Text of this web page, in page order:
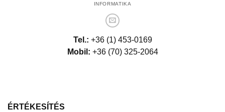
INFORMATIKA
Tel.: +36 (1) 453-0169
Mobil: +36 (70) 325-2064
ÉRTÉKESÍTÉS